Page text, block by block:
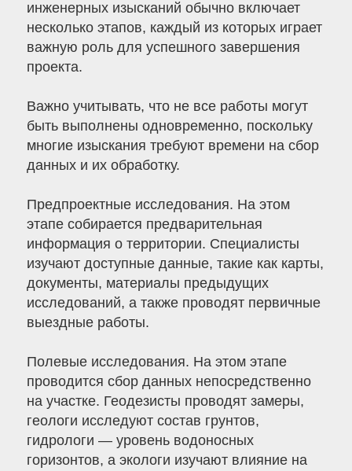
инженерных изысканий обычно включает
несколько этапов, каждый из которых играет
важную роль для успешного завершения
проекта.
Важно учитывать, что не все работы могут
быть выполнены одновременно, поскольку
многие изыскания требуют времени на сбор
данных и их обработку.
Предпроектные исследования. На этом
этапе собирается предварительная
информация о территории. Специалисты
изучают доступные данные, такие как карты,
документы, материалы предыдущих
исследований, а также проводят первичные
выездные работы.
Полевые исследования. На этом этапе
проводится сбор данных непосредственно
на участке. Геодезисты проводят замеры,
геологи исследуют состав грунтов,
гидрологи — уровень водоносных
горизонтов, а экологи изучают влияние на